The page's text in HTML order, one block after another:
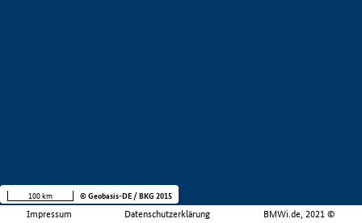
Impressum Datenschutzerklärung BMWi.de, 2021 ©
100 km © Geobasis-DE / BKG 2015